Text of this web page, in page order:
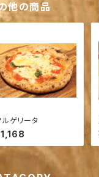
他の商品
ルゲリータ